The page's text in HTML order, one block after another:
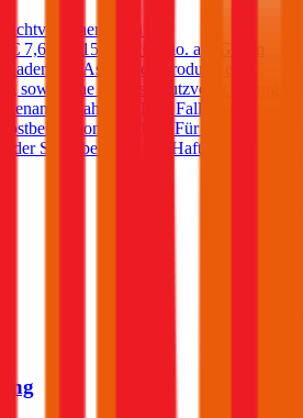
zu
€ 7,6, 10, 15 und 20 Mio. an. Gegen
ein Assistance-Produkt, eine
sowie eine Rechtsschutzversicherung
Fahrer fällt im Falle eines
von € 250 an. Für Fahrer unter
der Selbstbehalt in der Haftpflicht 400€.